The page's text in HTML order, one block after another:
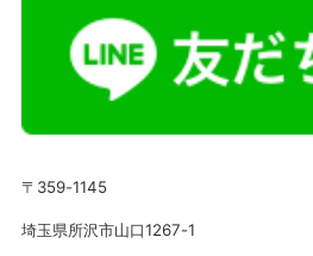
〒359-1145
埼玉県所沢市山口1267-1